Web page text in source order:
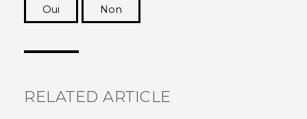
Oui
Non
RELATED ARTICLE